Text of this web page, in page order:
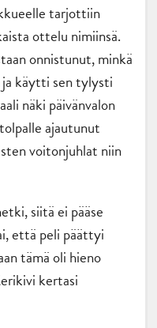
tarjottiin
ottelu nimiinsä.
onnistunut, minkä
ja käytti sen tylysti
näki päivänvalon
ajautunut
voitonjuhlat niin
siitä ei pääse
että peli päättyi
tämä oli hieno
kertasi